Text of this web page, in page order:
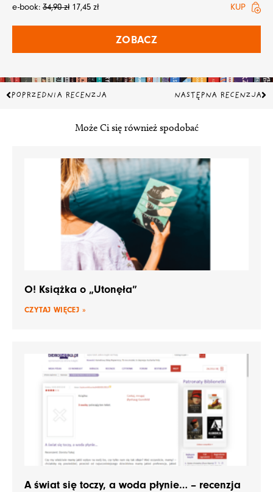
e-book: 34,90zł 17,45 zł KUP
ZOBACZ
Prev
POPRZEDNIA RECENZJA NASTĘPNA RECENZJA
Może Ci się również spodobać
O! Książka o „Utonęła”
CZYTAJ WIĘCEJ »
A świat się toczy, a woda płynie… – recenzja